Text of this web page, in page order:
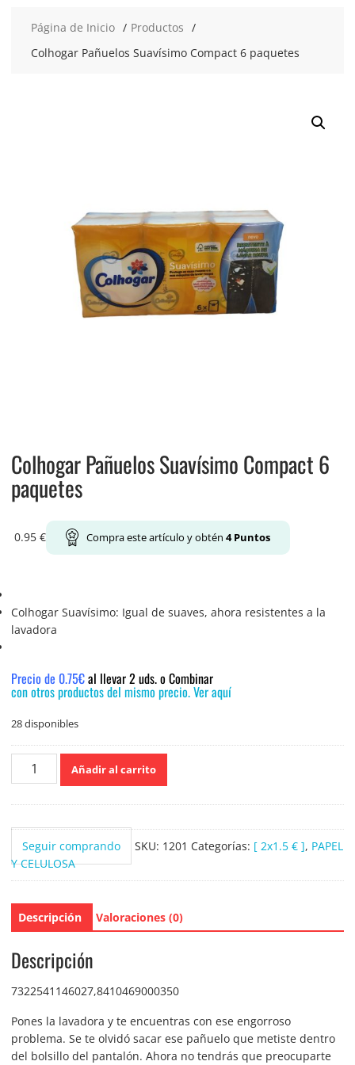
Página de Inicio
Productos
Colhogar Pañuelos Suavísimo Compact 6 paquetes
Colhogar Pañuelos Suavísimo Compact 6
paquetes
0.95 € Compra este artículo y obtén 4Puntos
Colhogar Suavísimo: Igual de suaves, ahora resistentes a la
lavadora
Precio de 0.75€al llevar 2 uds. o Combinar
con otros productos del mismo precio. Ver aquí
28 disponibles
Colhogar
Pañuelos
6
paquetes
cantidad
Añadir al carrito
Seguir comprando SKU: 1201 Categorías: [ 2x1.5 € ], PAPEL
Y CELULOSA
Descripción Valoraciones (0)
Descripción
7322541146027,8410469000350
Pones la lavadora y te encuentras con ese engorroso
problema. Se te olvidó sacar ese pañuelo que metiste dentro
del bolsillo del pantalón. Ahora no tendrás que preocuparte